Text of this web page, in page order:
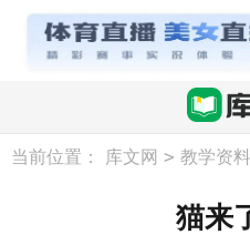
当前位置： 库文网 > 教学资料
猫来